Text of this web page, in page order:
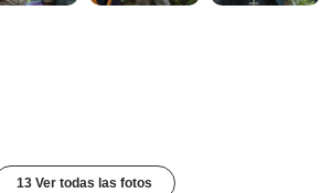
13 Ver todas las fotos